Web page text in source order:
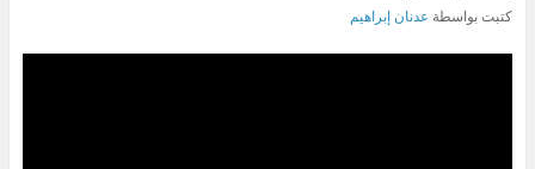
كتبت بواسطة عدنان إبراهيم